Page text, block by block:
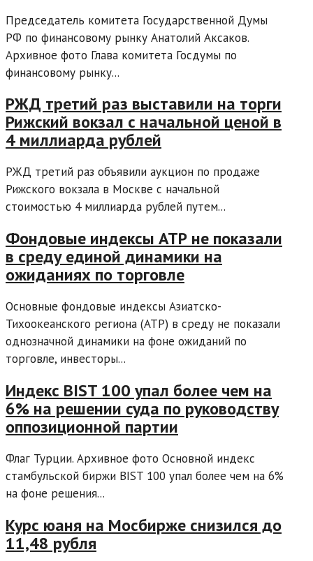
Председатель комитета Государственной Думы
РФ по финансовому рынку Анатолий Аксаков.
Архивное фото Глава комитета Госдумы по
финансовому рынку...
РЖД третий раз выставили на торги
Рижский вокзал с начальной ценой в
4 миллиарда рублей
РЖД третий раз объявили аукцион по продаже
Рижского вокзала в Москве с начальной
стоимостью 4 миллиарда рублей путем...
Фондовые индексы АТР не показали
в среду единой динамики на
ожиданиях по торговле
Основные фондовые индексы Азиатско-
Тихоокеанского региона (АТР) в среду не показали
однозначной динамики на фоне ожиданий по
торговле, инвесторы...
Индекс BIST 100 упал более чем на
6% на решении суда по руководству
оппозиционной партии
Флаг Турции. Архивное фото Основной индекс
стамбульской биржи BIST 100 упал более чем на 6%
на фоне решения...
Курс юаня на Мосбирже снизился до
11,48 рубля